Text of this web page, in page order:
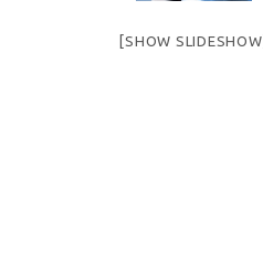
[SHOW SLIDESHOW]